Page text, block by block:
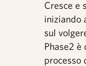
Cresce e
iniziando
sul
Phase2 è
processo